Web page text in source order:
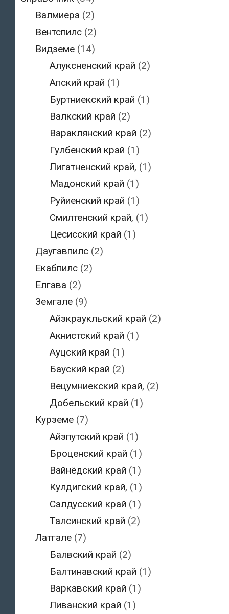
Валмиера (2)
Вентспилс(2)
Видземе(14)
Алуксненский край (2)
Апский край (1)
Буртниекский край (1)
Валкский край (2)
Вараклянский край (2)
Гулбенский край (1)
Лигатненский край, (1)
Мадонский край (1)
Руйиенский край (1)
Смилтенский край, (1)
Цесисский край (1)
Даугавпилс(2)
Екабпилс(2)
Елгава (2)
Земгале(9)
Айзкраукльский край (2)
Акнистский край (1)
Ауцский край (1)
Бауский край (2)
Вецумниекский край, (2)
Добельский край (1)
Курземе(7)
Айзпутский край (1)
Броценский край (1)
Вайнёдский край (1)
Кулдигский край, (1)
Салдусский край (1)
Талсинский край (2)
Латгале(7)
Балвский край (2)
Балтинавский край (1)
Варкавский край (1)
Ливанский край (1)